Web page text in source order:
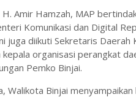
Amir Hamzah, MAP
Komunikasi dan Digital
juga diikuti Sekretaris Daerah
kepala organisasi perangkat
Pemko Binjai.
Walikota Binjai